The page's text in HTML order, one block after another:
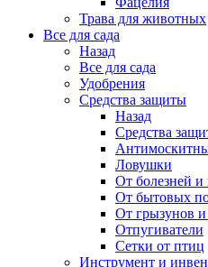
Трава для животных
Все для сада
Назад
Все для сада
Удобрения
Средства защиты
Назад
Средства
Ловушки
От болезней и
От бытовых
От грызунов и
Отпугиватели
Сетки от птиц
Инструмент и